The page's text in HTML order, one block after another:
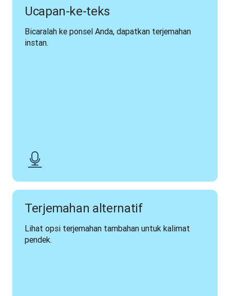
Ucapan-ke-teks
Bicaralah ke ponsel Anda, dapatkan terjemahan
instan.
Terjemahan alternatif
Lihat opsi terjemahan tambahan untuk kalimat
pendek.